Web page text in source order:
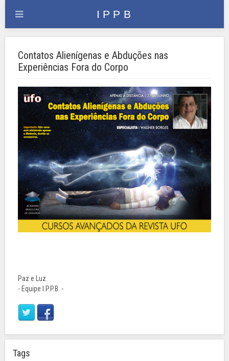
Contatos Alienígenas e Abduções nas
Experiências Fora do Corpo
Paz e Luz.
- Equipe I.P.P.B. -
Tags